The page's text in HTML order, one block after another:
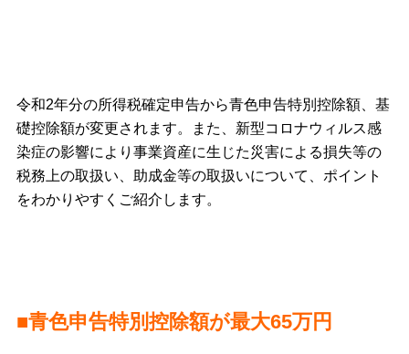
令和2年分の所得税確定申告から青色申告特別控除額、基
礎控除額が変更されます。また、新型コロナウィルス感
染症の影響により事業資産に生じた災害による損失等の
税務上の取扱い、助成金等の取扱いについて、ポイント
をわかりやすくご紹介します。
■青色申告特別控除額が最大65万円